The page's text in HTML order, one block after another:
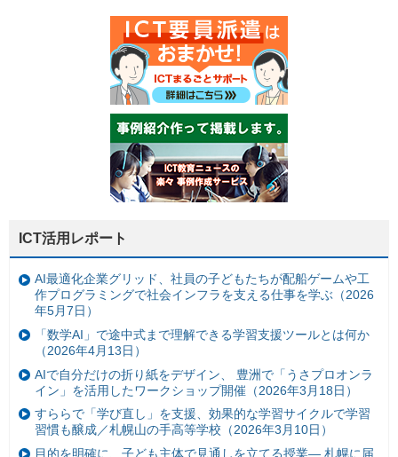
ICT活用レポート
AI最適化企業グリッド、社員の子どもたちが配船ゲームや工
作プログラミングで社会インフラを支える仕事を学ぶ（2026
年5月7日）
「数学AI」で途中式まで理解できる学習支援ツールとは何か
（2026年4月13日）
AIで自分だけの折り紙をデザイン、 豊洲で「うさプロオンラ
イン」を活用したワークショップ開催（2026年3月18日）
すららで「学び直し」を支援、効果的な学習サイクルで学習
習慣も醸成／札幌山の手高等学校（2026年3月10日）
目的を明確に、子ども主体で見通しを立てる授業— 札幌に届